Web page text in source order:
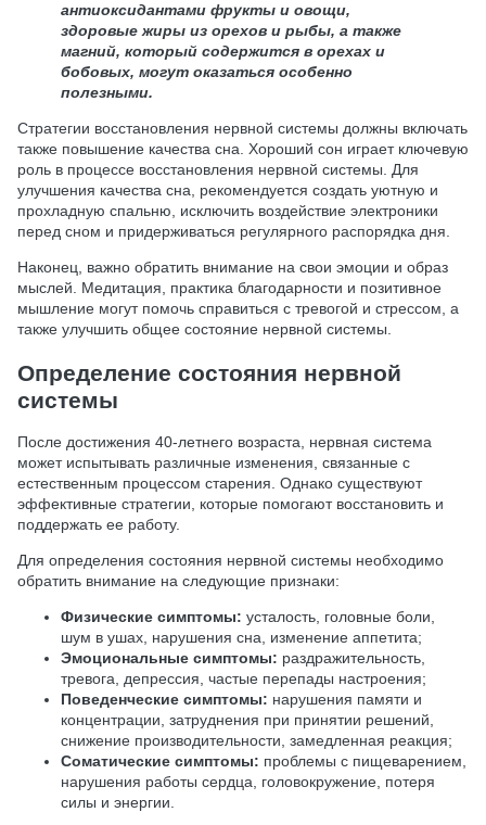
антиоксидантами фрукты и овощи,
здоровые жиры из орехов и рыбы, а также
магний, который содержится в орехах и
бобовых, могут оказаться особенно
полезными.
Стратегии восстановления нервной системы должны включать
также повышение качества сна. Хороший сон играет ключевую
роль в процессе восстановления нервной системы. Для
улучшения качества сна, рекомендуется создать уютную и
прохладную спальню, исключить воздействие электроники
перед сном и придерживаться регулярного распорядка дня.
Наконец, важно обратить внимание на свои эмоции и образ
мыслей. Медитация, практика благодарности и позитивное
мышление могут помочь справиться с тревогой и стрессом, а
также улучшить общее состояние нервной системы.
Определение состояния нервной
системы
После достижения 40-летнего возраста, нервная система
может испытывать различные изменения, связанные с
естественным процессом старения. Однако существуют
эффективные стратегии, которые помогают восстановить и
поддержать ее работу.
Для определения состояния нервной системы необходимо
обратить внимание на следующие признаки:
Физические симптомы: усталость, головные боли,
шум в ушах, нарушения сна, изменение аппетита;
Эмоциональные симптомы: раздражительность,
тревога, депрессия, частые перепады настроения;
Поведенческие симптомы: нарушения памяти и
концентрации, затруднения при принятии решений,
снижение производительности, замедленная реакция;
Соматические симптомы: проблемы с пищеварением,
нарушения работы сердца, головокружение, потеря
силы и энергии.